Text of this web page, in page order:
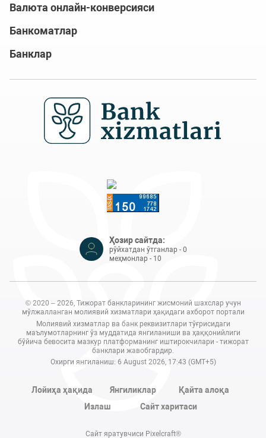
Валюта онлайн-конверсияси
Банкоматлар
Банклар
Ҳозир сайтда:
рўйхатдан ўтганлар - 0
меҳмонлар - 10
© 2020 – 2026, Тижорат банкларининг жисмоний шахслар учун
мўлжалланган молиявий хизматлари ҳақидаги ахборот портали
Молиявий хизматлар ва банк реквизитлари тўғрисидаги
маълумотларнинг ўз муддатида янгиланиши ва ҳаққонийлиги
бўйича бевосита мазкур платформанинг иштирокчилари - тижорат
банклари жавобгардир.
Охирги янгиланиш: 6 August 2026, 17:43 (GMT+5)
Лойиҳа ҳақида Янгиликлар
Қайта алоқа
Излаш
Сайт харитаси
Сайт яратувчиси Pixelcraft®